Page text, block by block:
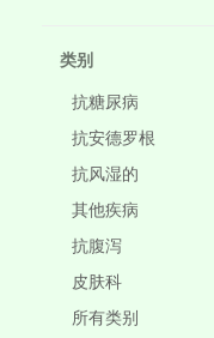
类别
抗糖尿病
抗安德罗根
抗风湿的
其他疾病
抗腹泻
皮肤科
所有类别